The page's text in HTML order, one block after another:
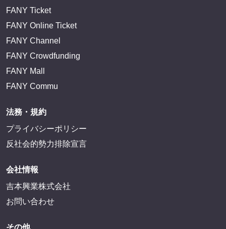
FANY Ticket
FANY Online Ticket
FANY Channel
FANY Crowdfunding
FANY Mall
FANY Commu
法務・規約
プライバシーポリシー
反社会的勢力排除宣言
会社情報
吉本興業株式会社
お問い合わせ
その他